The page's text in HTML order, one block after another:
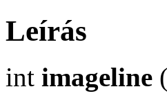
Leírás
int imageline